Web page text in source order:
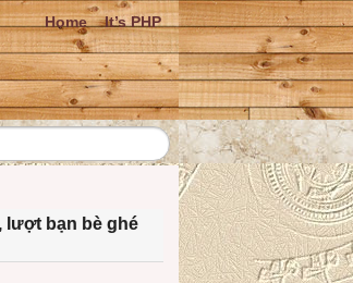
Home It’s PHP
lượt bạn bè ghé